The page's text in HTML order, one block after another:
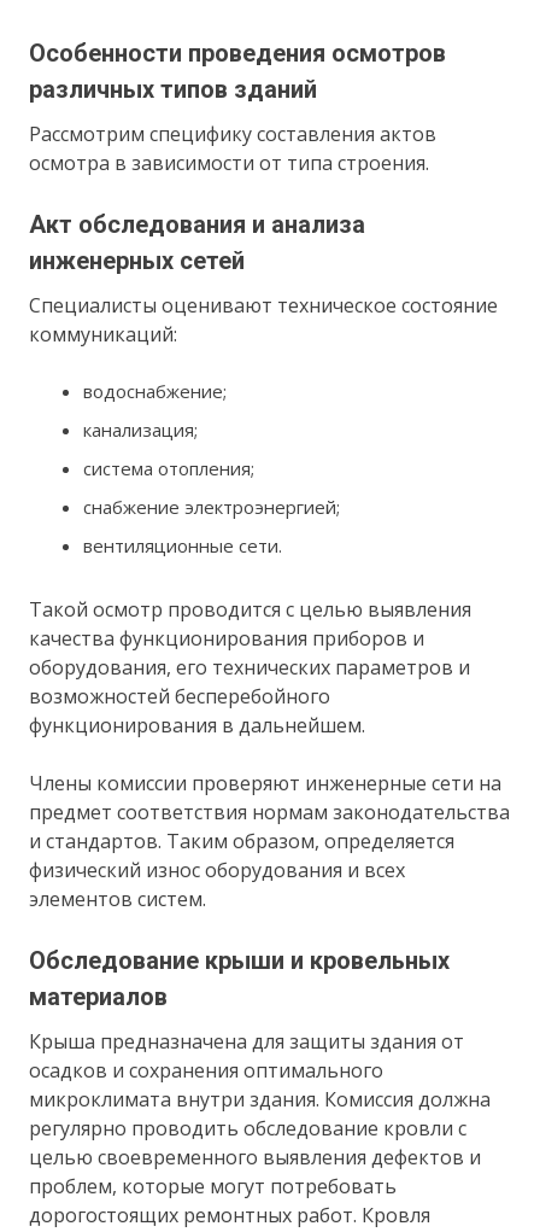
Особенности проведения осмотров
различных типов зданий
Рассмотрим специфику составления актов
осмотра в зависимости от типа строения.
Акт обследования и анализа
инженерных сетей
Специалисты оценивают техническое состояние
коммуникаций:
водоснабжение;
канализация;
система отопления;
снабжение электроэнергией;
вентиляционные сети.
Такой осмотр проводится с целью выявления
качества функционирования приборов и
оборудования, его технических параметров и
возможностей бесперебойного
функционирования в дальнейшем.
Члены комиссии проверяют инженерные сети на
предмет соответствия нормам законодательства
и стандартов. Таким образом, определяется
физический износ оборудования и всех
элементов систем.
Обследование крыши и кровельных
материалов
Крыша предназначена для защиты здания от
осадков и сохранения оптимального
микроклимата внутри здания. Комиссия должна
регулярно проводить обследование кровли с
целью своевременного выявления дефектов и
проблем, которые могут потребовать
дорогостоящих ремонтных работ. Кровля